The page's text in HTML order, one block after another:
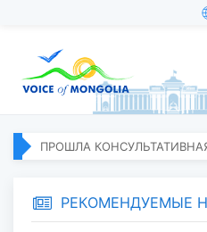
РЕКОМЕНДУЕМЫЕ